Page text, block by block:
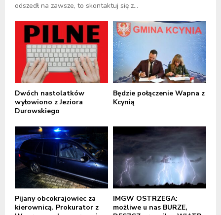
odszedł na zawsze, to skontaktuj się z...
Dwóch nastolatków
wyłowiono z Jeziora
Durowskiego
Będzie połączenie Wapna z
Kcynią
Pijany obcokrajowiec za
kierownicą. Prokurator z
IMGW OSTRZEGA:
możliwe u nas BURZE,